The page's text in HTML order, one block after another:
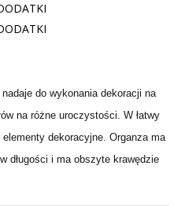
do wykonania dekoracji na
na różne uroczystości. W łatwy
dekoracyjne. Organza ma
długości i ma obszyte krawędzie